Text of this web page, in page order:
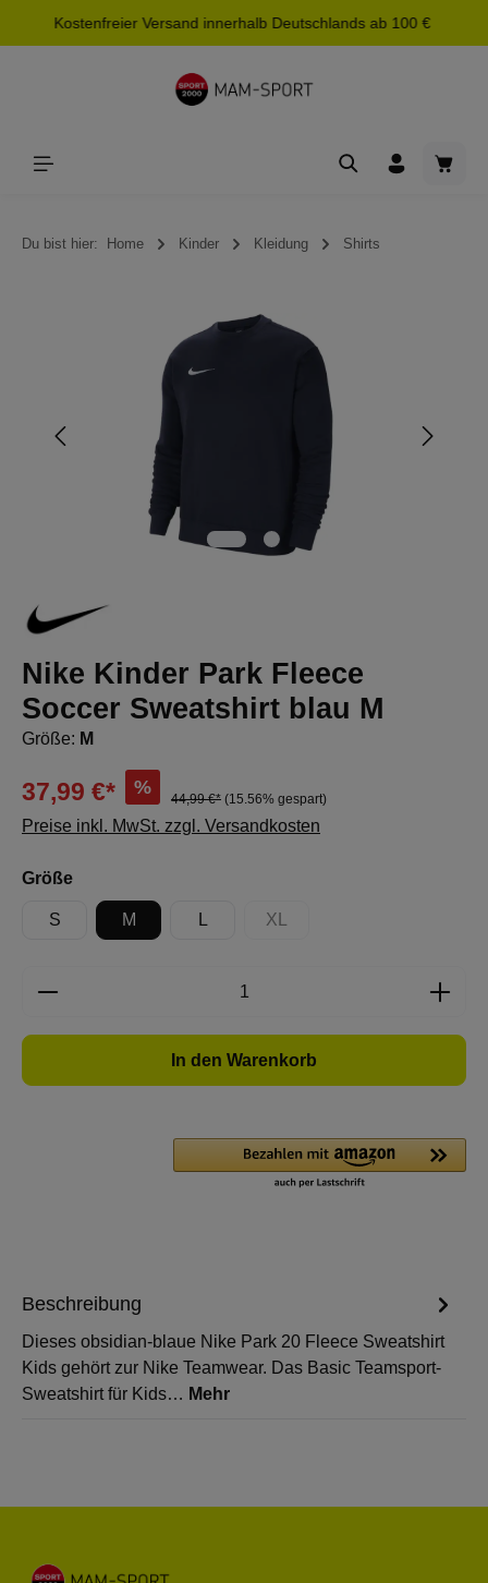
springen
Kostenfreier Versand innerhalb Deutschlands ab 100 €
Du bist hier: Home Kinder Kleidung Shirts
Bildergalerie überspringen
Nike Kinder Park Fleece
Soccer Sweatshirt blau M
Größe: M
37,99 €* %
44,99 €* (15.56% gespart)
Preise inkl. MwSt. zzgl. Versandkosten
Größeauswählen
S M L XL
(Diese Option ist zurzeit nicht
Produkt Anzahl: Gib den gewünschten
In den Warenkorb
Beschreibung
Dieses obsidian-blaue Nike Park 20 Fleece Sweatshirt
Kids gehört zur Nike Teamwear. Das Basic Teamsport-
Sweatshirt für Kids… Mehr